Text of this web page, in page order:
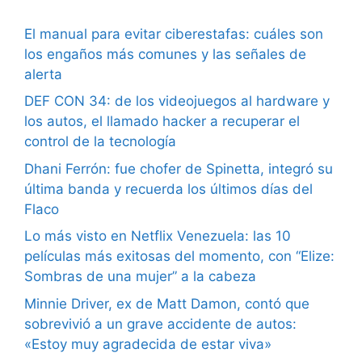
El manual para evitar ciberestafas: cuáles son
los engaños más comunes y las señales de
alerta
DEF CON 34: de los videojuegos al hardware y
los autos, el llamado hacker a recuperar el
control de la tecnología
Dhani Ferrón: fue chofer de Spinetta, integró su
última banda y recuerda los últimos días del
Flaco
Lo más visto en Netflix Venezuela: las 10
películas más exitosas del momento, con “Elize:
Sombras de una mujer” a la cabeza
Minnie Driver, ex de Matt Damon, contó que
sobrevivió a un grave accidente de autos:
«Estoy muy agradecida de estar viva»